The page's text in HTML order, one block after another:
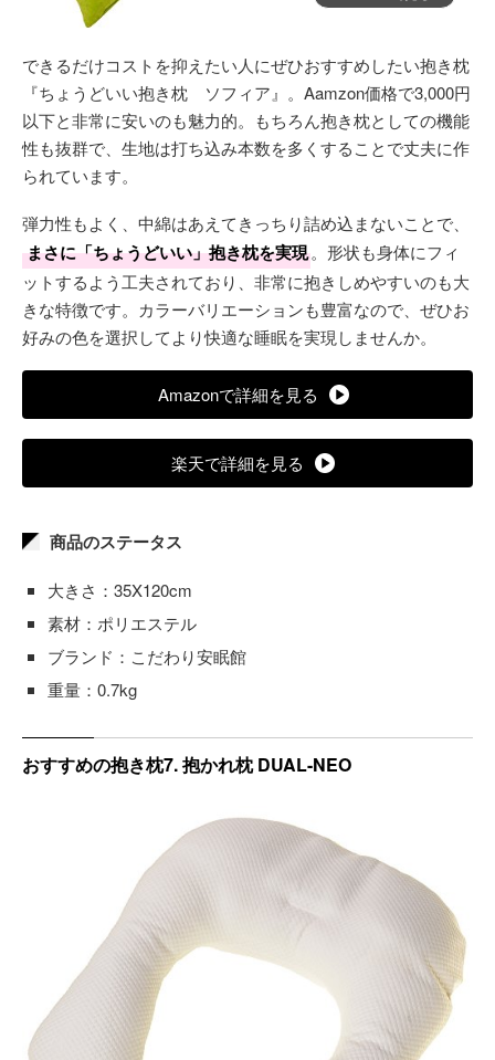
できるだけコストを抑えたい人にぜひおすすめしたい抱き枕
『ちょうどいい抱き枕 ソフィア』。Aamzon価格で3,000円
以下と非常に安いのも魅力的。もちろん抱き枕としての機能
性も抜群で、生地は打ち込み本数を多くすることで丈夫に作
られています。
弾力性もよく、中綿はあえてきっちり詰め込まないことで、
まさに「ちょうどいい」抱き枕を実現。形状も身体にフィ
ットするよう工夫されており、非常に抱きしめやすいのも大
きな特徴です。カラーバリエーションも豊富なので、ぜひお
好みの色を選択してより快適な睡眠を実現しませんか。
Amazonで詳細を見る
楽天で詳細を見る
商品のステータス
大きさ：35X120cm
素材：ポリエステル
ブランド：こだわり安眠館
重量：0.7kg
おすすめの抱き枕7. 抱かれ枕 DUAL-NEO